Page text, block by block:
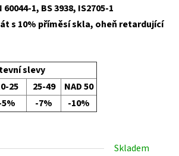
1, BS 3938, IS2705-1
s 10% příměsí skla, oheň retardující
slevy
25 25-49
NAD 50
-7% -10%
Skladem